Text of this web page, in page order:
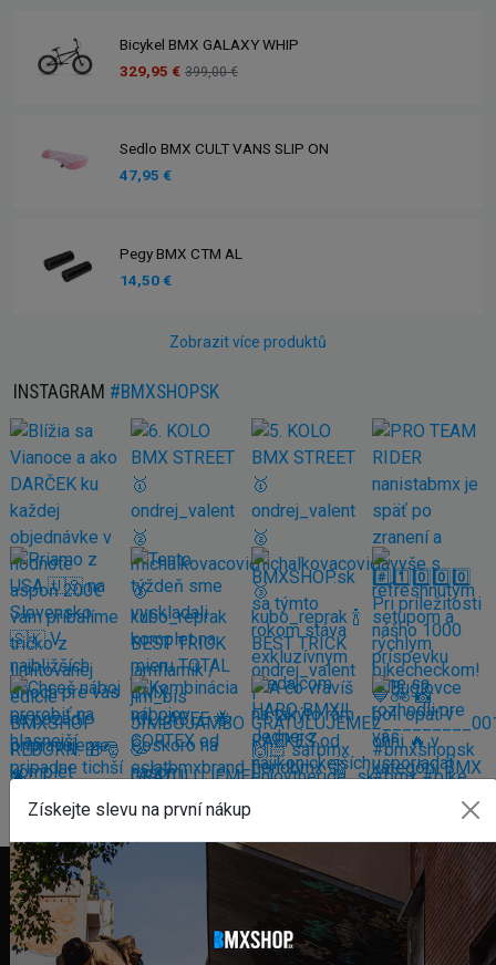
Bicykel BMX GALAXY WHIP
329,95 € 399,00 €
Sedlo BMX CULT VANS SLIP ON
47,95 €
Pegy BMX CTM AL
14,50 €
Zobrazit více produktů
INSTAGRAM #BMXSHOPSK
Získejte slevu na první nákup